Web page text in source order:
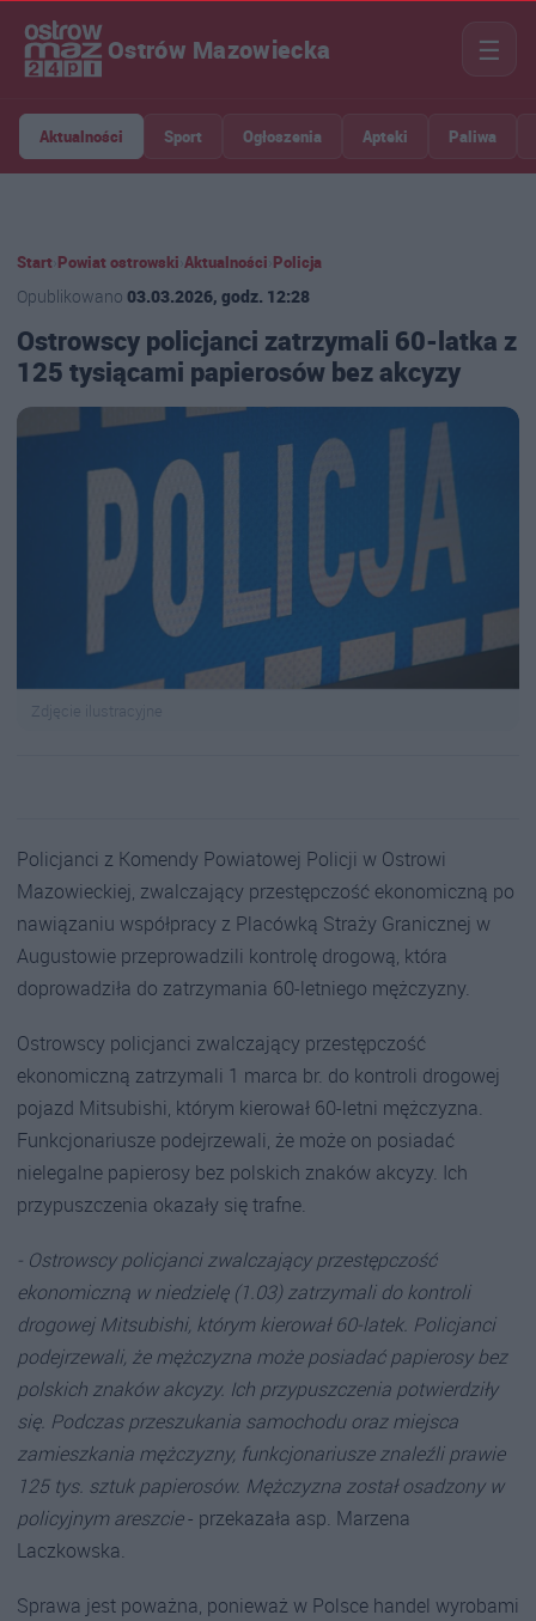
Ostrów Mazowiecka ☰
Aktualności Sport Ogłoszenia Apteki Paliwa
Start Powiat ostrowski Aktualności Policja
Opublikowano 03.03.2026, godz. 12:28
Ostrowscy policjanci zatrzymali 60-latka z
125 tysiącami papierosów bez akcyzy
Zdjęcie ilustracyjne
Policjanci z Komendy Powiatowej Policji w Ostrowi
Mazowieckiej, zwalczający przestępczość ekonomiczną po
nawiązaniu współpracy z Placówką Straży Granicznej w
Augustowie przeprowadzili kontrolę drogową, która
doprowadziła do zatrzymania 60-letniego mężczyzny.
Ostrowscy policjanci zwalczający przestępczość
ekonomiczną zatrzymali 1 marca br. do kontroli drogowej
pojazd Mitsubishi, którym kierował 60-letni mężczyzna.
Funkcjonariusze podejrzewali, że może on posiadać
nielegalne papierosy bez polskich znaków akcyzy. Ich
przypuszczenia okazały się trafne.
- Ostrowscy policjanci zwalczający przestępczość
ekonomiczną w niedzielę (1.03) zatrzymali do kontroli
drogowej Mitsubishi, którym kierował 60-latek. Policjanci
podejrzewali, że mężczyzna może posiadać papierosy bez
polskich znaków akcyzy. Ich przypuszczenia potwierdziły
się. Podczas przeszukania samochodu oraz miejsca
zamieszkania mężczyzny, funkcjonariusze znaleźli prawie
125 tys. sztuk papierosów. Mężczyzna został osadzony w
policyjnym areszcie- przekazała asp. Marzena
Laczkowska.
Sprawa jest poważna, ponieważ w Polsce handel wyrobami